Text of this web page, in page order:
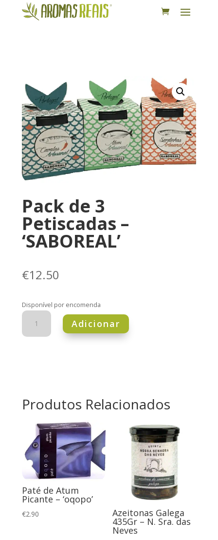
Pack de 3
Petiscadas –
‘SABOREAL’
€12.50
Disponível por encomenda
Quantidade
Pack
Adicionar
Produtos Relacionados
Paté de Atum
Picante – ‘oqopo’
€2.90 Azeitonas Galega
435Gr – N. Sra. das
Neves